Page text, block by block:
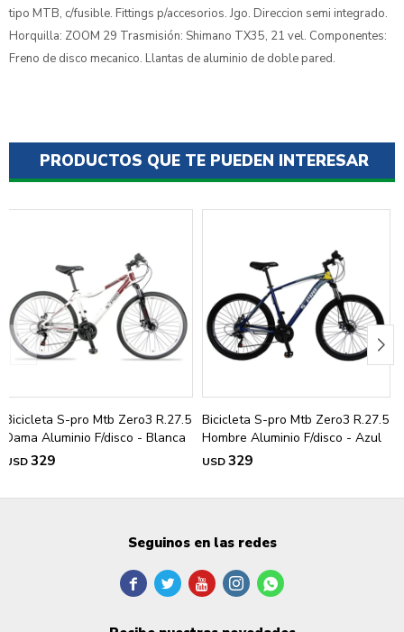
tipo MTB, c/fusible. Fittings p/accesorios. Jgo. Direccion semi integrado.
Horquilla: ZOOM 29 Trasmisión: Shimano TX35, 21 vel. Componentes:
Freno de disco mecanico. Llantas de aluminio de doble pared.
PRODUCTOS QUE TE PUEDEN INTERESAR
Bicicleta S-pro Mtb Zero3 R.27.5
Dama Aluminio F/disco - Blanca
USD329
Bicicleta S-pro Mtb Zero3 R.27.5
Hombre Aluminio F/disco - Azul
USD329
Seguinos en las redes
    